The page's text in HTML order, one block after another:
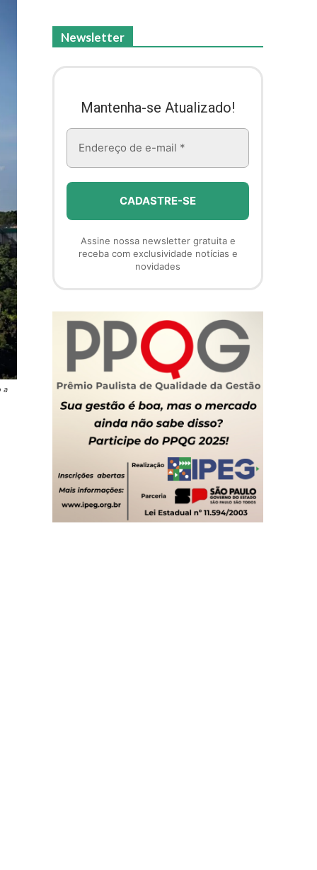
a
Newsletter
Mantenha-se Atualizado!
Assine nossa newsletter gratuita e
receba com exclusividade notícias e
novidades